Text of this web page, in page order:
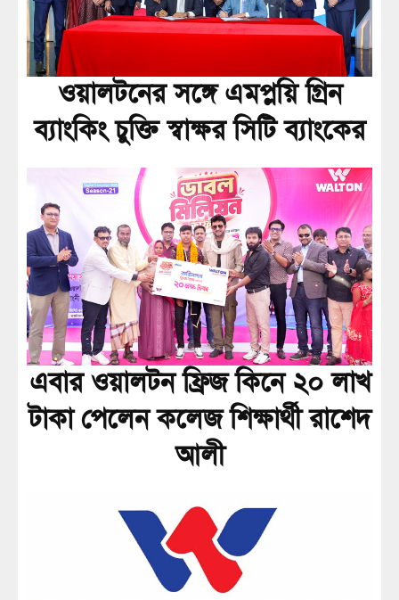
ওয়ালটনের সঙ্গে এমপ্লয়ি গ্রিন
ব্যাংকিং চুক্তি স্বাক্ষর সিটি ব্যাংকের
এবার ওয়ালটন ফ্রিজ কিনে ২০ লাখ
টাকা পেলেন কলেজ শিক্ষার্থী রাশেদ
আলী